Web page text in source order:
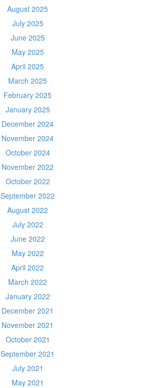
August 2025
July 2025
June 2025
May 2025
April 2025
March 2025
February 2025
January 2025
December 2024
November 2024
October 2024
November 2022
October 2022
September 2022
August 2022
July 2022
June 2022
May 2022
April 2022
March 2022
January 2022
December 2021
November 2021
October 2021
September 2021
July 2021
May 2021